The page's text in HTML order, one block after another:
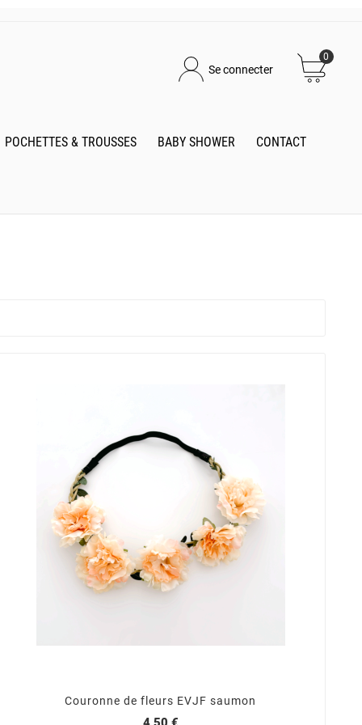
Se connecter
0
POCHETTES & TROUSSES BABY SHOWER CONTACT
Couronne de fleurs EVJF saumon